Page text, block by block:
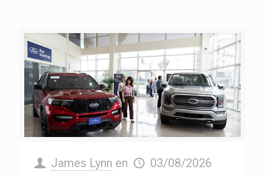
James Lynn en 03/08/2026